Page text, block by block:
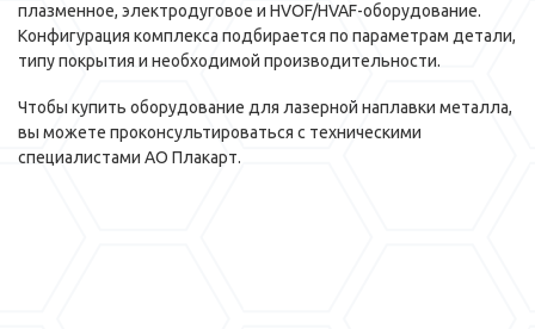
плазменное, электродуговое и HVOF/HVAF-оборудование.
Конфигурация комплекса подбирается по параметрам детали,
типу покрытия и необходимой производительности.
Чтобы купить оборудование для лазерной наплавки металла,
вы можете проконсультироваться с техническими
специалистами АО Плакарт.